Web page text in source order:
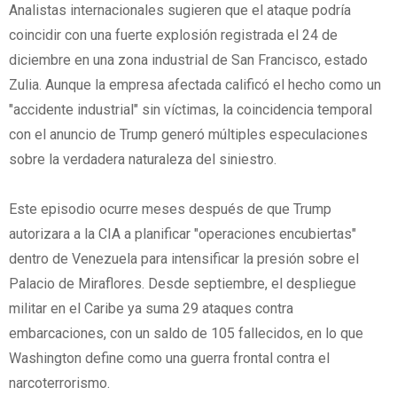
Analistas internacionales sugieren que el ataque podría
coincidir con una fuerte explosión registrada el 24 de
diciembre en una zona industrial de San Francisco, estado
Zulia. Aunque la empresa afectada calificó el hecho como un
"accidente industrial" sin víctimas, la coincidencia temporal
con el anuncio de Trump generó múltiples especulaciones
sobre la verdadera naturaleza del siniestro.
Este episodio ocurre meses después de que Trump
autorizara a la CIA a planificar "operaciones encubiertas"
dentro de Venezuela para intensificar la presión sobre el
Palacio de Miraflores. Desde septiembre, el despliegue
militar en el Caribe ya suma 29 ataques contra
embarcaciones, con un saldo de 105 fallecidos, en lo que
Washington define como una guerra frontal contra el
narcoterrorismo.